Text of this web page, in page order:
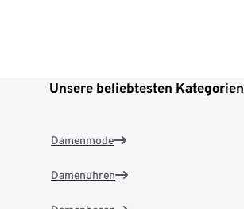
Unsere beliebtesten Kategorien
Damenmode
Damenuhren